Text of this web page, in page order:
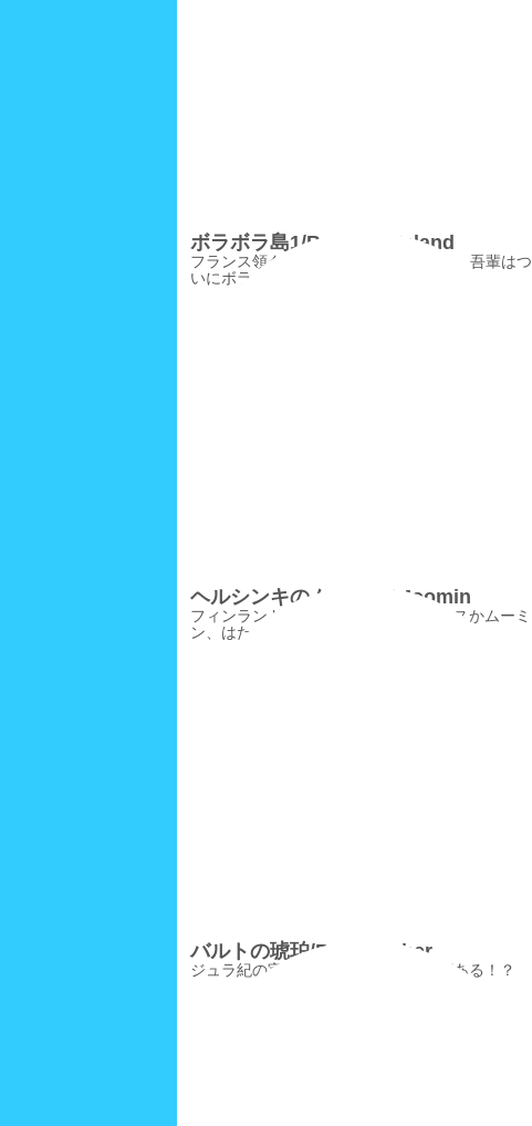
ボラボラ島1/BoraBoraIsland
フランス領タヒチ島から北西約240km。吾輩はつ
いにボラボラ島に
ヘルシンキのムーミン/Moomin
フィンランドといえば、サンタクロースかムーミ
ン、はたまたシベリウス
バルトの琥珀/BalticAmber
ジュラ紀の宝石・琥珀には様々な色がある！？